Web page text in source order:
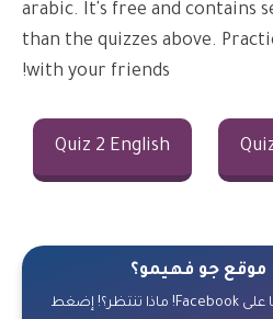
arabic. It's free and contains
than the quizzes above.
with your friends!
Quiz 2 English
جو فهيمو؟
إذًا سجل أعجابك عبر صفحتنا على Facebook! ماذا تنتظر؟! إضغط